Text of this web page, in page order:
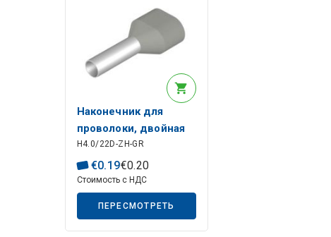
Наконечник для
проволоки, двойная
гильза для концов
проволоки, 15 мм, 12
мм, серая
H4.0/22D-ZH-GR
€0.19€0.20
Стоимость с НДС
ПЕРЕСМОТРЕТЬ